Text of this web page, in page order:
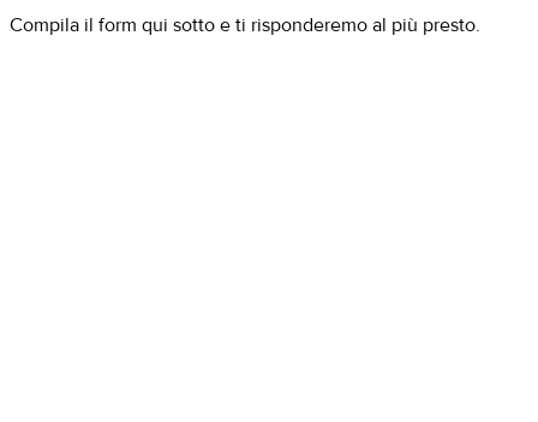
Compila il form qui sotto e ti risponderemo al più presto.